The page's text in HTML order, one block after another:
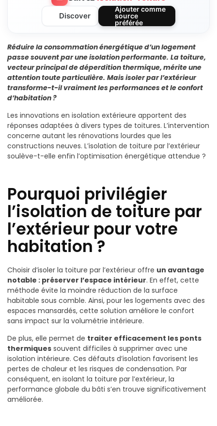
Discover
Ajouter comme
source
préférée
Réduire la consommation énergétique d’un logement
passe souvent par une isolation performante. La toiture,
vecteur principal de déperdition thermique, mérite une
attention toute particulière. Mais isoler par l’extérieur
transforme-t-il vraiment les performances et le confort
d’habitation ?
Les innovations en isolation extérieure apportent des
réponses adaptées à divers types de toitures. L’intervention
concerne autant les rénovations lourdes que les
constructions neuves. L’isolation de toiture par l’extérieur
soulève-t-elle enfin l’optimisation énergétique attendue ?
Pourquoi privilégier
l’isolation de toiture par
l’extérieur pour votre
habitation ?
Choisir d’isoler la toiture par l’extérieur offre un avantage
notable : préserver l’espace intérieur. En effet, cette
méthode évite la moindre réduction de la surface
habitable sous comble. Ainsi, pour les logements avec des
espaces mansardés, cette solution améliore le confort
sans impact sur la volumétrie intérieure.
De plus, elle permet de traiter efficacement les ponts
thermiques souvent difficiles à supprimer avec une
isolation intérieure. Ces défauts d’isolation favorisent les
pertes de chaleur et les risques de condensation. Par
conséquent, en isolant la toiture par l’extérieur, la
performance globale du bâti s’en trouve significativement
améliorée.